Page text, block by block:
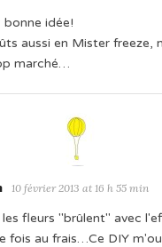
bonne idée!
aussi en Mister freeze,
marché…
10 février 2013 at 16 h 55 min
les fleurs "brûlent" avec
fois au frais…Ce DIY